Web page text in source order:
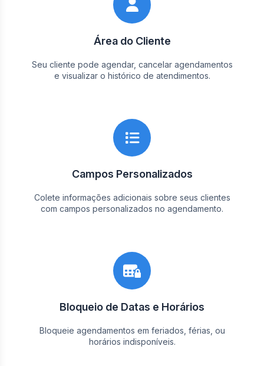
Área do Cliente
Seu cliente pode agendar, cancelar agendamentos
e visualizar o histórico de atendimentos.
Campos Personalizados
Colete informações adicionais sobre seus clientes
com campos personalizados no agendamento.
Bloqueio de Datas e Horários
Bloqueie agendamentos em feriados, férias, ou
horários indisponíveis.